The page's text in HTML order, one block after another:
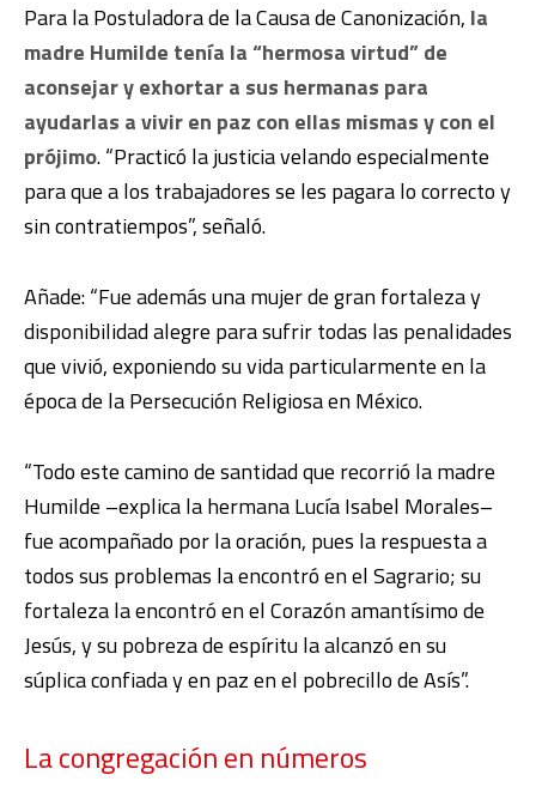
Para la Postuladora de la Causa de Canonización, la
madre Humilde tenía la “hermosa virtud” de
aconsejar y exhortar a sus hermanas para
ayudarlas a vivir en paz con ellas mismas y con el
prójimo. “Practicó la justicia velando especialmente
para que a los trabajadores se les pagara lo correcto y
sin contratiempos”, señaló.
Añade: “Fue además una mujer de gran fortaleza y
disponibilidad alegre para sufrir todas las penalidades
que vivió, exponiendo su vida particularmente en la
época de la Persecución Religiosa en México.
“Todo este camino de santidad que recorrió la madre
Humilde –explica la hermana Lucía Isabel Morales–
fue acompañado por la oración, pues la respuesta a
todos sus problemas la encontró en el Sagrario; su
fortaleza la encontró en el Corazón amantísimo de
Jesús, y su pobreza de espíritu la alcanzó en su
súplica confiada y en paz en el pobrecillo de Asís”.
La congregación en números